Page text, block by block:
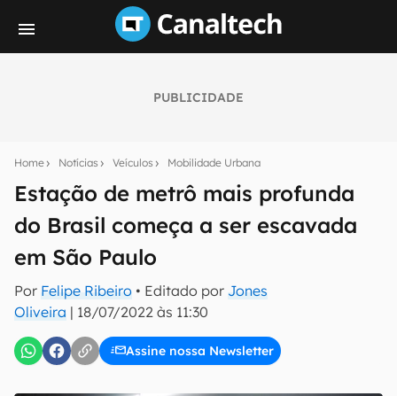
PUBLICIDADE
Home Notícias Veículos Mobilidade Urbana
Estação de metrô mais profunda
do Brasil começa a ser escavada
em São Paulo
Por Felipe Ribeiro • Editado por Jones
Oliveira | 18/07/2022 às 11:30
Assine nossa Newsletter
notícias e reviews sobre tecnologia em primeira
mão.
E-mail
inscreva-se
Confirmo que li, aceito e concordo com os Termos de
Uso e Política de Privacidade do Canaltech.